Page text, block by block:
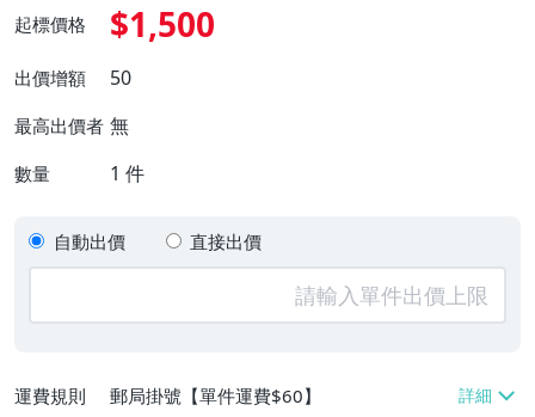
起標價格 $1,500
出價增額 50
最高出價者 無
數量 1 件
自動出價 直接出價
運費規則
郵局掛號【單件運費$60】